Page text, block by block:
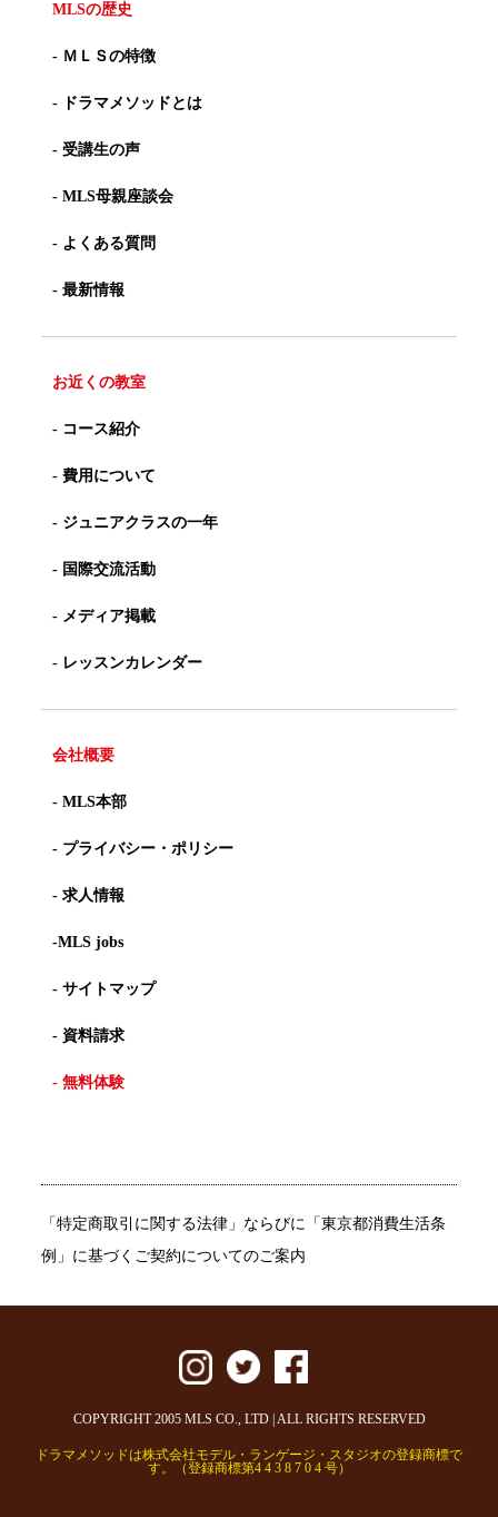
MLSの歴史
- ＭＬＳの特徴
- ドラマメソッドとは
- 受講生の声
- MLS母親座談会
- よくある質問
- 最新情報
お近くの教室
- コース紹介
- 費用について
- ジュニアクラスの一年
- 国際交流活動
- メディア掲載
- レッスンカレンダー
会社概要
- MLS本部
- プライバシー・ポリシー
- 求人情報
-MLS jobs
- サイトマップ
- 資料請求
- 無料体験
「特定商取引に関する法律」ならびに「東京都消費生活条
例」に基づくご契約についてのご案内
COPYRIGHT 2005 MLS CO., LTD | ALL RIGHTS RESERVED
ドラマメソッドは株式会社モデル・ランゲージ・スタジオの登録商標で
す。（登録商標第4 4 3 8 7 0 4 号）